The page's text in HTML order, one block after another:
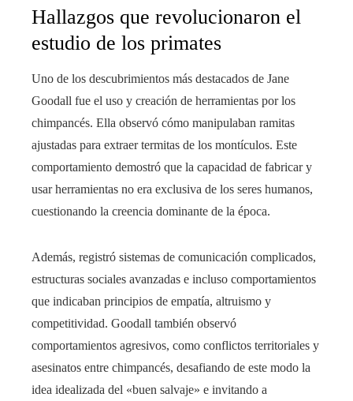
Hallazgos que revolucionaron el
estudio de los primates
Uno de los descubrimientos más destacados de Jane
Goodall fue el uso y creación de herramientas por los
chimpancés. Ella observó cómo manipulaban ramitas
ajustadas para extraer termitas de los montículos. Este
comportamiento demostró que la capacidad de fabricar y
usar herramientas no era exclusiva de los seres humanos,
cuestionando la creencia dominante de la época.
Además, registró sistemas de comunicación complicados,
estructuras sociales avanzadas e incluso comportamientos
que indicaban principios de empatía, altruismo y
competitividad. Goodall también observó
comportamientos agresivos, como conflictos territoriales y
asesinatos entre chimpancés, desafiando de este modo la
idea idealizada del «buen salvaje» e invitando a